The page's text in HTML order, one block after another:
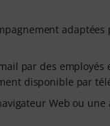
par des employés
disponible par
Web ou une